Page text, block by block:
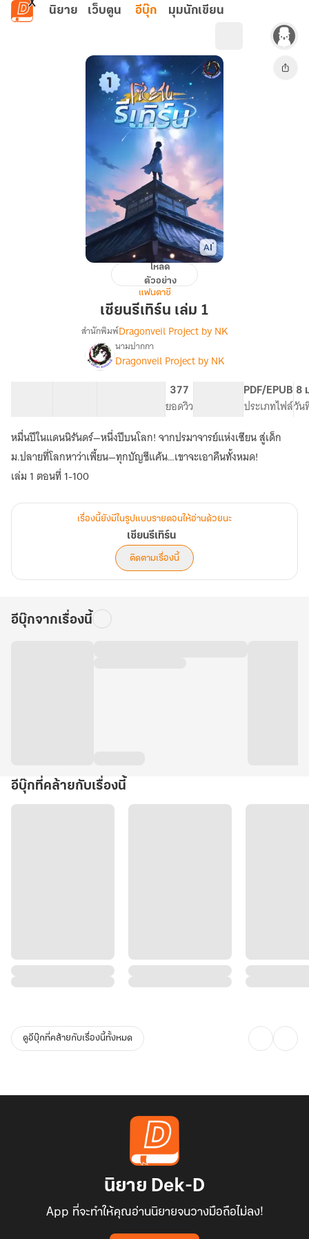
ข้ามไปยังเนื้อหาหลัก
นิยาย เว็บตูน อีบุ๊ก มุมนักเขียน
เทิร์น
1
โหลด
ตัวอย่าง
แฟนตาซี
เซียนรีเทิร์น เล่ม 1
เซียน
เทิร์น
สำนักพิมพ์Dragonveil Project by NK
นามปากกา
Dragonveil Project by NK
377
ยอดวิว
PDF/EPUB
ประเภทไฟล์
8
วัน
หมื่นปีในแดนนิรันดร์—หนึ่งปีบนโลก! จากปรมาจารย์แห่งเซียน สู่เด็ก
ม.ปลายที่โลกหาว่าเพี้ยน—ทุกบัญชีแค้น…เขาจะเอาคืนทั้งหมด!
เล่ม 1 ตอนที่ 1-100
เรื่องนี้ยังมีในรูปแบบรายตอนให้อ่านด้วยนะ
เซียนรีเทิร์น
ติดตามเรื่องนี้
อีบุ๊กจากเรื่องนี้
อีบุ๊กที่คล้ายกับเรื่องนี้
ดูอีบุ๊กที่คล้ายกับเรื่องนี้ทั้งหมด
นิยาย Dek-D
App ที่จะทำให้คุณอ่านนิยายจนวางมือถือไม่ลง!